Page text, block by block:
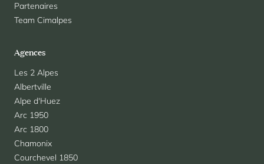
Partenaires
Team Cimalpes
Agences
Les 2 Alpes
Albertville
Alpe d'Huez
Arc 1950
Arc 1800
Chamonix
Courchevel 1850